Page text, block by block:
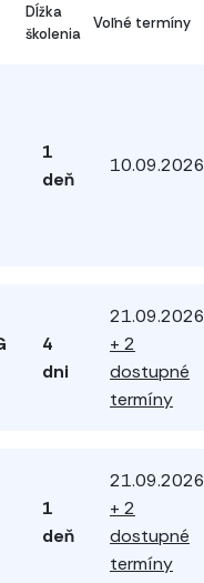
Dĺžka
školenia
Voľné termíny
1
deň
10.09.2026
4
dni
21.09.2026
+ 2
dostupné
termíny
1
deň
21.09.2026
+ 2
dostupné
termíny